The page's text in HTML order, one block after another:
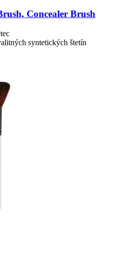
Concealer Brush
syntetických štetín